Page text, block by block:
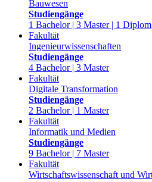
Bauwesen
Studiengänge
1 Bachelor | 3 Master | 1 Diplom
Fakultät
Ingenieurwissenschaften
Studiengänge
4 Bachelor | 3 Master
Fakultät
Digitale Transformation
Studiengänge
2 Bachelor | 1 Master
Fakultät
Informatik und Medien
Studiengänge
9 Bachelor | 7 Master
Fakultät
Wirtschaftswissenschaft und